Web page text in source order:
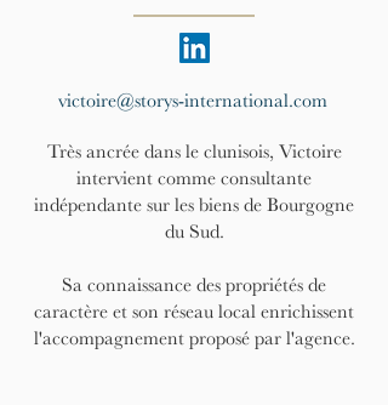
victoire@storys-international.com
Très ancrée dans le clunisois, Victoire
intervient comme consultante
indépendante sur les biens de Bourgogne
du Sud.
Sa connaissance des propriétés de
caractère et son réseau local enrichissent
l'accompagnement proposé par l'agence.